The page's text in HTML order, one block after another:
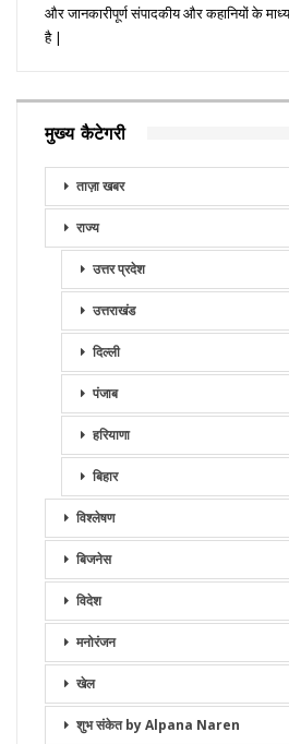
और जानकारीपूर्ण संपादकीय और कहानियों के
है |
मुख्य कैटेगरी
ताज़ा खबर
राज्य
उत्तर प्रदेश
उत्तराखंड
दिल्ली
पंजाब
हरियाणा
बिहार
विश्लेषण
बिजनेस
विदेश
मनोरंजन
खेल
शुभ संकेत by Alpana Naren